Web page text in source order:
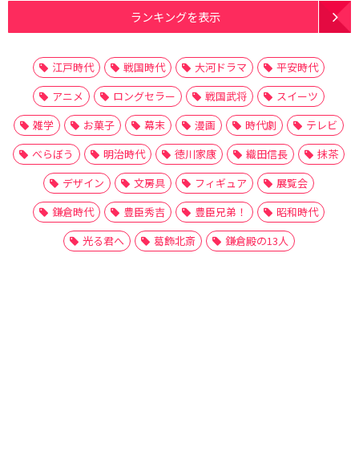
ランキングを表示
江戸時代 戦国時代 大河ドラマ
平安時代
アニメ
ロングセラー 戦国武将
スイーツ
雑学
お菓子 幕末 漫画 時代劇
テレビ
べらぼう
明治時代 徳川家康 織田信長
抹茶
デザイン
文房具 フィギュア
展覧会
鎌倉時代
豊臣秀吉 豊臣兄弟！
昭和時代
光る君へ
葛飾北斎 鎌倉殿の13人